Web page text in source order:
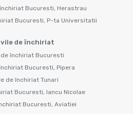
Bucuresti, Herastrau
Bucuresti, P-ta Universitatii
vile de închiriat
de închiriat Bucuresti
Bucuresti, Pipera
de închiriat Tunari
Bucuresti, Iancu Nicolae
Bucuresti, Aviatiei